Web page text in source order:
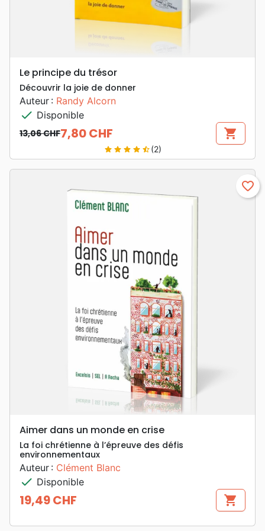
Le principe du trésor
Découvrir la joie de donner
Auteur : Randy Alcorn
check Disponible
Prix de base
13,06 CHF
Prix 7,80 CHF shopping_cart
star star star star star_half(2)
favorite_border
Aimer dans un monde en crise
La foi chrétienne à l’épreuve des défis
environnementaux
Auteur : Clément Blanc
check Disponible
Prix
19,49 CHF shopping_cart